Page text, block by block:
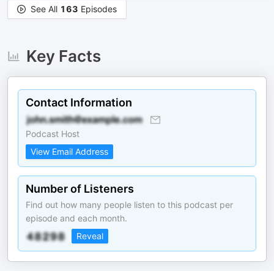
See All 163 Episodes
Key Facts
Contact Information
Podcast Host
View Email Address
Number of Listeners
Find out how many people listen to this podcast per
episode and each month.
Reveal